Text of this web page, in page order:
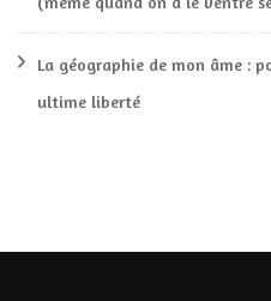
La géographie de mon âme :
ultime liberté